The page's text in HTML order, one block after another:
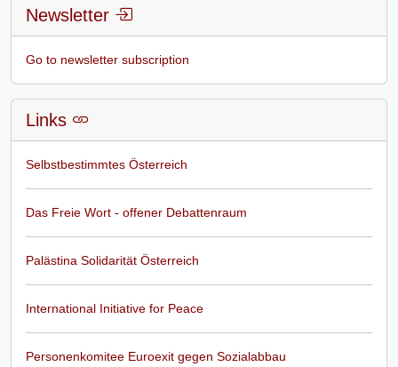
Newsletter
Go to newsletter subscription
Links
Selbstbestimmtes Österreich
Das Freie Wort - offener Debattenraum
Palästina Solidarität Österreich
International Initiative for Peace
Personenkomitee Euroexit gegen Sozialabbau